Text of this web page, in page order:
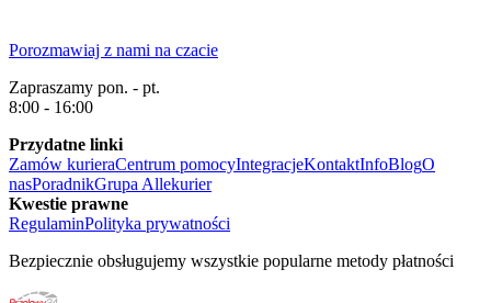
Porozmawiaj z nami na czacie
Zapraszamy pon. - pt.
8:00 - 16:00
Przydatne linki
Zamów kurieraCentrum pomocyIntegracjeKontaktInfoBlogO
nasPoradnikGrupa Allekurier
Kwestie prawne
RegulaminPolityka prywatności
Bezpiecznie obsługujemy wszystkie popularne metody płatności